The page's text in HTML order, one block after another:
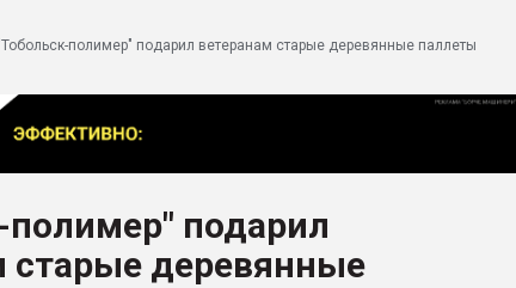
на
полимер" подарил ветеранам старые деревянные паллеты
полимер" подарил
старые деревянные